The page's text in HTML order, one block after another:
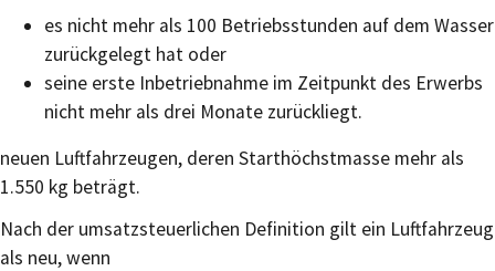
es nicht mehr als 100 Betriebsstunden auf dem Wasser
zurückgelegt hat oder
seine erste Inbetriebnahme im Zeitpunkt des Erwerbs
nicht mehr als drei Monate zurückliegt.
neuen Luftfahrzeugen, deren Starthöchstmasse mehr als
1.550 kg beträgt.
Nach der umsatzsteuerlichen Definition gilt ein Luftfahrzeug
als neu, wenn